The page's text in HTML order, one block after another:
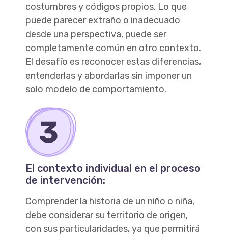
costumbres y códigos propios. Lo que
puede parecer extraño o inadecuado
desde una perspectiva, puede ser
completamente común en otro contexto.
El desafío es reconocer estas diferencias,
entenderlas y abordarlas sin imponer un
solo modelo de comportamiento.
El contexto individual en el proceso
de intervención:
Comprender la historia de un niño o niña,
debe considerar su territorio de origen,
con sus particularidades, ya que permitirá